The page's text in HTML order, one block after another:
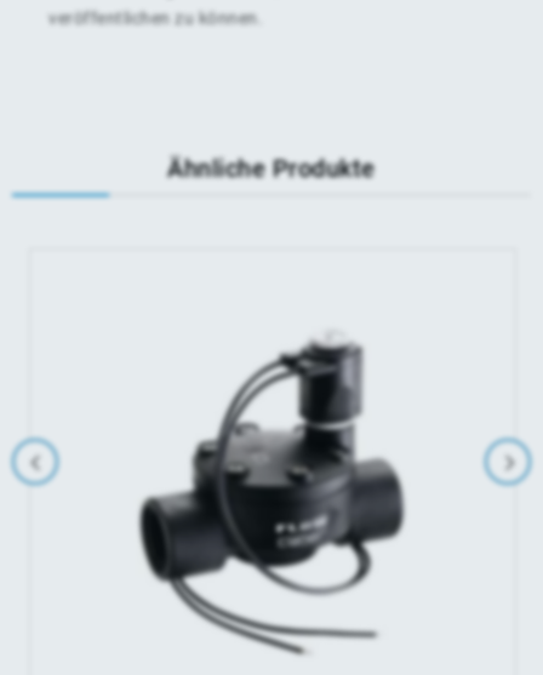
veröffentlichen zu können.
Ähnliche Produkte